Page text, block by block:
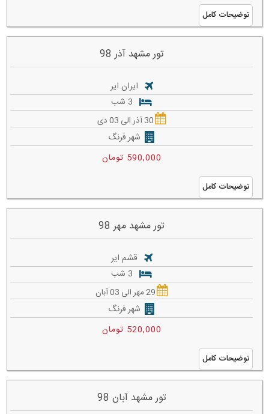
توضیحات کامل
تور مشهد آذر 98
ایران ایر
30 آذر الی 03 دی
شهر فرنگ
590,000 تومان
توضیحات کامل
تور مشهد مهر 98
قشم ایر
29 مهر الی 03 آبان
شهر فرنگ
520,000 تومان
توضیحات کامل
تور مشهد آبان 98